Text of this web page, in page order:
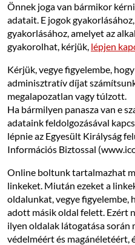
Önnek joga van bármikor
adatait. E jogok
gyakorlásához, amelyet az
gyakorolhat, kérjük, lépjen
Kérjük, vegye figyelembe,
adminisztratív díjat
megalapozatlan vagy túlzott.
Ha bármilyen panasza van e
adataink feldolgozásával
lépnie az Egyesült Királyság
Információs Biztossal
Online boltunk tartalmazhat
linkeket. Miután ezeket a
oldalunkat, vegye figyelembe,
adott másik oldal felett. Ezért
ilyen oldalak látogatása
védelméért és magánéletéért,